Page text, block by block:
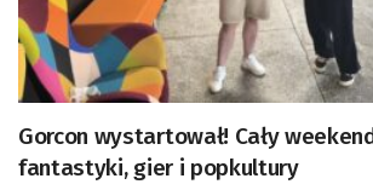
Gorcon wystartował! Cały
fantastyki, gier i popkultury